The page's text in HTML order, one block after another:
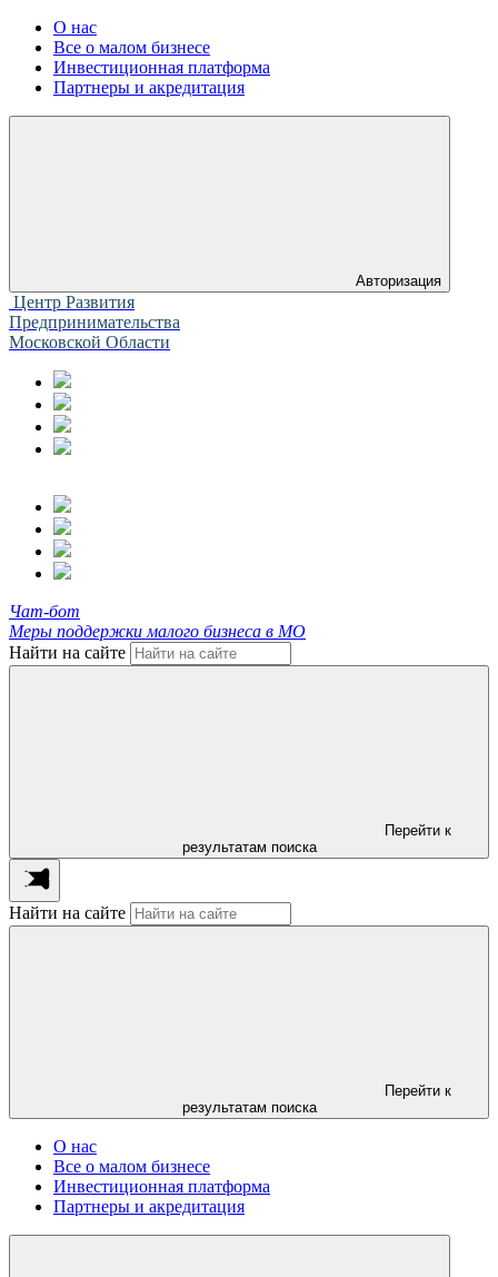
О нас
Все о малом бизнесе
Инвестиционная платформа
Партнеры и акредитация
Авторизация
Центр Развития
Предпринимательства
Московской Области
Чат-бот
Меры поддержки малого бизнеса в МО
Найти на сайте
Перейти к
результатам поиска
Найти на сайте
Перейти к
результатам поиска
О нас
Все о малом бизнесе
Инвестиционная платформа
Партнеры и акредитация